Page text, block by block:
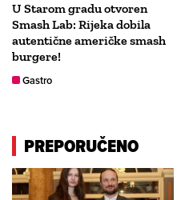
U Starom gradu otvoren
Smash Lab: Rijeka dobila
autentične američke smash
burgere!
Gastro
PREPORUČENO